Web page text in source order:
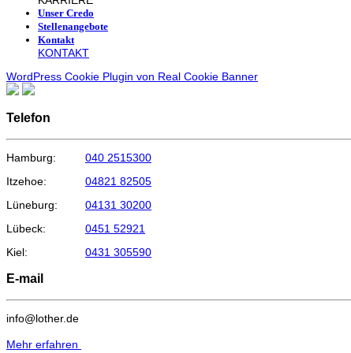
Unser Credo
Stellenangebote
Kontakt
KONTAKT
WordPress Cookie Plugin von Real Cookie Banner
Telefon
Hamburg:
040 2515300
Itzehoe:
04821 82505
Lüneburg:
04131 30200
Lübeck:
0451 52921
Kiel:
0431 305590
E-mail
info@lother.de
Mehr erfahren